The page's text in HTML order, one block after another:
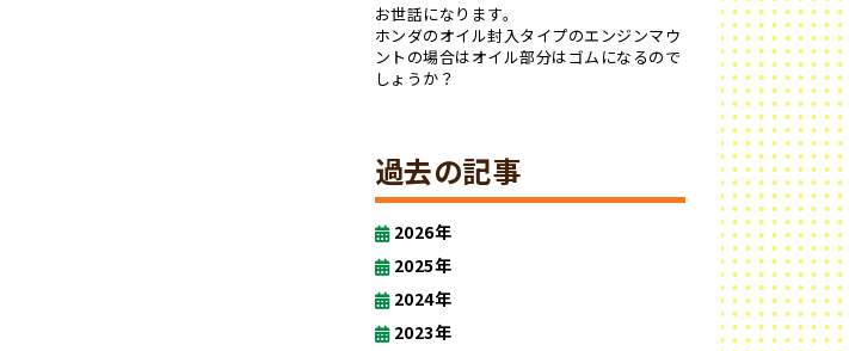
お世話になります。
ホンダのオイル封入タイプのエンジンマウ
ントの場合はオイル部分はゴムになるので
しょうか？
過去の記事
2026年
2025年
2024年
2023年